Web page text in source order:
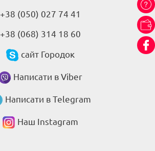
+38 (050) 027 74 41
+38 (068) 314 18 60
сайт Городок
Написати в Viber
Написати в Telegram
Наш Instagram